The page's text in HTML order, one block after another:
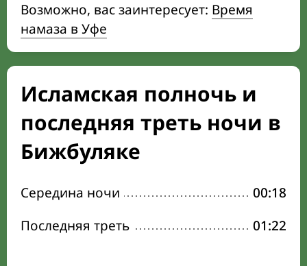
Возможно, вас заинтересует: Время
намаза в Уфе
Исламская полночь и
последняя треть ночи в
Бижбуляке
Середина ночи
00:18
Последняя треть
01:22